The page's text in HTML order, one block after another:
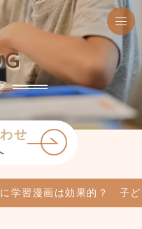
せ
学習漫画は効果的？ 子